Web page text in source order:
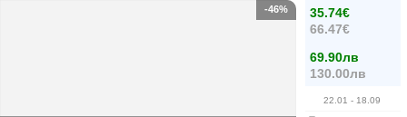
35.74€
66.47€
69.90лв
130.00лв
22.01 - 18.09
-46%